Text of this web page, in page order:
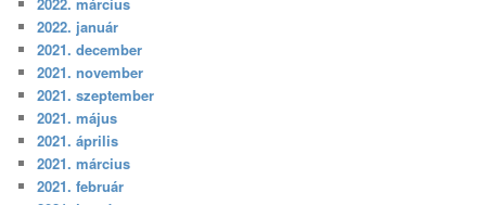
2022. január
2021. december
2021. november
2021. szeptember
2021. május
2021. április
2021. március
2021. február